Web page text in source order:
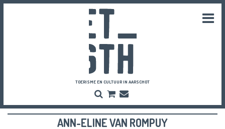
TOERISME EN CULTUUR IN AARSCHOT
Zoeken
Bestel
je
vriendenpassen
Inschrijven
ANN-ELINE VAN ROMPUY